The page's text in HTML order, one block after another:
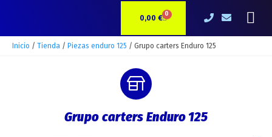
0,00 € 0CARRITO
Inicio / Tienda / Piezas enduro 125 / Grupo carters Enduro 125
Grupo carters Enduro 125